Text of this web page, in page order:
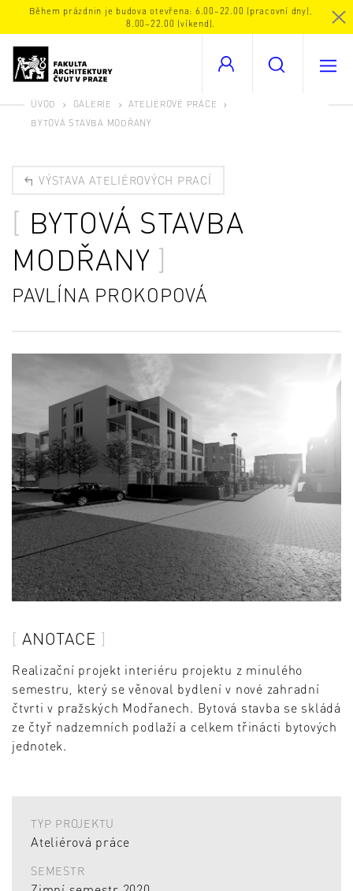
Během prázdnin je budova otevřena: 6.00–22.00 (pracovní dny),
8.00–22.00 (víkend).
ÚVOD GALERIE
ATELIÉROVÉ PRÁCE
BYTOVÁ STAVBA MODŘANY
VÝSTAVA ATELIÉROVÝCH PRACÍ
BYTOVÁ STAVBA
MODŘANY
PAVLÍNA PROKOPOVÁ
ANOTACE
Realizační projekt interiéru projektu z minulého
semestru, který se věnoval bydlení v nové zahradní
čtvrti v pražských Modřanech. Bytová stavba se skládá
ze čtyř nadzemních podlaží a celkem třinácti bytových
jednotek.
TYP PROJEKTU
Ateliérová práce
SEMESTR